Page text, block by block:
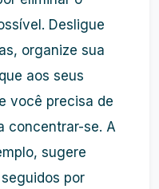
Desligue
organize sua
aos seus
você precisa de
concentrar-se. A
sugere
por